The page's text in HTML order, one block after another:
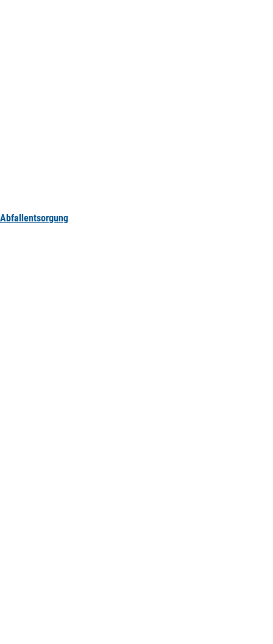
Abfallentsorgung